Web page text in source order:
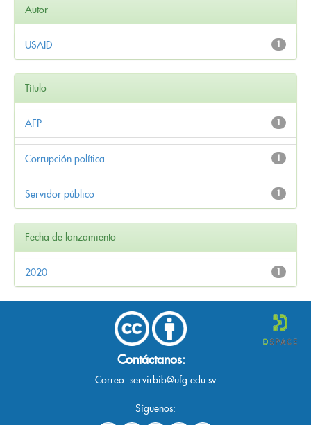
Autor
1
USAID
Título
1
AFP
1
Corrupción política
1
Servidor público
Fecha de lanzamiento
1
2020
Contáctanos:
Correo: servirbib@ufg.edu.sv
Síguenos: